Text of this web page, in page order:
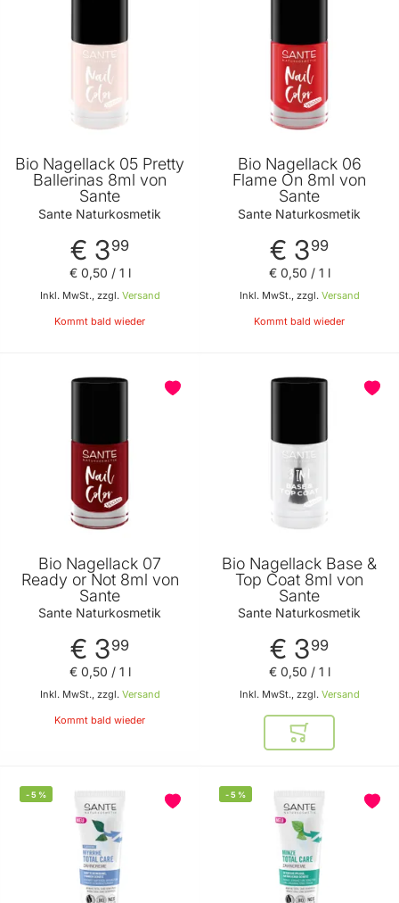
Bio Nagellack 05 Pretty
Ballerinas 8ml von
Sante
Sante Naturkosmetik
€ 399
Inkl. MwSt., zzgl. Versand
€ 0,50 / 1 l
Kommt bald wieder
Bio Nagellack 06
Flame On 8ml von
Sante
Sante Naturkosmetik
€ 399
Inkl. MwSt., zzgl. Versand
€ 0,50 / 1 l
Kommt bald wieder
Bio Nagellack 07
Ready or Not 8ml von
Sante
Sante Naturkosmetik
€ 399
Inkl. MwSt., zzgl. Versand
€ 0,50 / 1 l
Kommt bald wieder
Bio Nagellack Base &
Top Coat 8ml von
Sante
Sante Naturkosmetik
€ 399
Inkl. MwSt., zzgl. Versand
€ 0,50 / 1 l
In den
-5 % -5 %